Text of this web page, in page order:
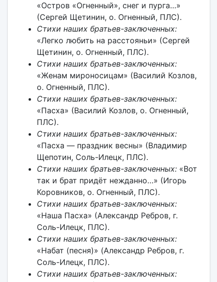
«Остров «Огненный», снег и пурга…»
(Сергей Щетинин, о. Огненный, ПЛС).
Стихи наших братьев-заключенных:
«Легко любить на расстояньи» (Сергей
Щетинин, о. Огненный, ПЛС).
Стихи наших братьев-заключенных:
«Женам мироносицам» (Василий Козлов,
о. Огненный, ПЛС).
Стихи наших братьев-заключенных:
«Пасха» (Василий Козлов, о. Огненный,
ПЛС).
Стихи наших братьев-заключенных:
«Пасха — праздник весны» (Владимир
Щепотин, Соль-Илецк, ПЛС).
Стихи наших братьев-заключенных:«Вот
так и брат придёт нежданно…» (Игорь
Коровников, о. Огненный, ПЛС).
Стихи наших братьев-заключенных:
«Наша Пасха» (Александр Ребров, г.
Соль-Илецк, ПЛС).
Стихи наших братьев-заключенных:
«Набат (песня)» (Александр Ребров, г.
Соль-Илецк, ПЛС).
Стихи наших братьев-заключенных: